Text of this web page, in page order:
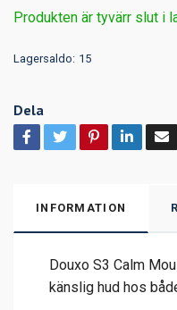
Produkten är tyvärr slut i
Lagersaldo: 15
Dela
INFORMATION
Douxo S3 Calm
känslig hud hos